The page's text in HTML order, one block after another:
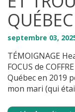
septembre 03,
TÉMOIGNAGE
FOCUS de
Québec en 2019
mon mari (qui